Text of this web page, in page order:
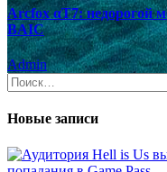
Arcfox αT7: недорогой
BAIC
Admin
Найти:
Новые записи